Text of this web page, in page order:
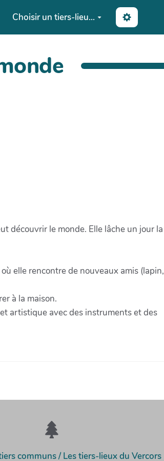
Choisir un tiers-lieu...
découvrir le monde. Elle lâche un jour la
elle rencontre de nouveaux amis (lapin,
à la maison.
artistique avec des instruments et des
communs / Les tiers-lieux du Vercors